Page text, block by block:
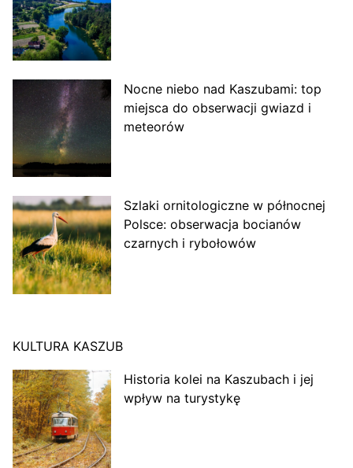
Nocne niebo nad Kaszubami: top
miejsca do obserwacji gwiazd i
meteorów
Szlaki ornitologiczne w północnej
Polsce: obserwacja bocianów
czarnych i rybołowów
KULTURA KASZUB
Historia kolei na Kaszubach i jej
wpływ na turystykę